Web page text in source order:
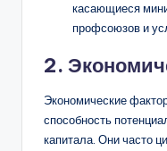
касающиеся
профсоюзов и
2.
Экономические
способность
капитала. Они часто